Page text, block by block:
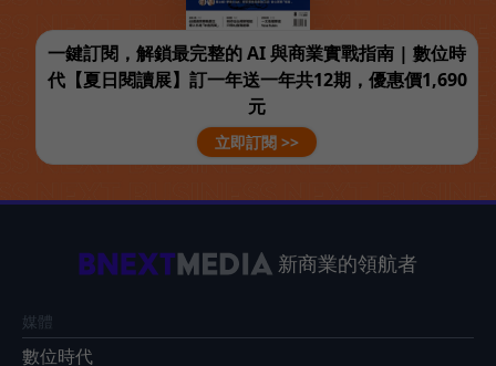
一鍵訂閱，解鎖最完整的 AI 與商業實戰指南 | 數位時
代【夏日閱讀展】訂一年送一年共12期，優惠價1,690
元
立即訂閱 >>
新商業的領航者
媒體
數位時代